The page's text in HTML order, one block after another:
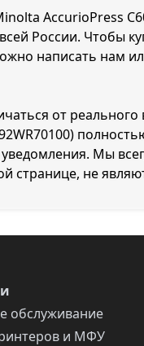
AccurioPress
России. Чтобы
написать нам
от
Мы
странице, не
обслуживание
и МФУ